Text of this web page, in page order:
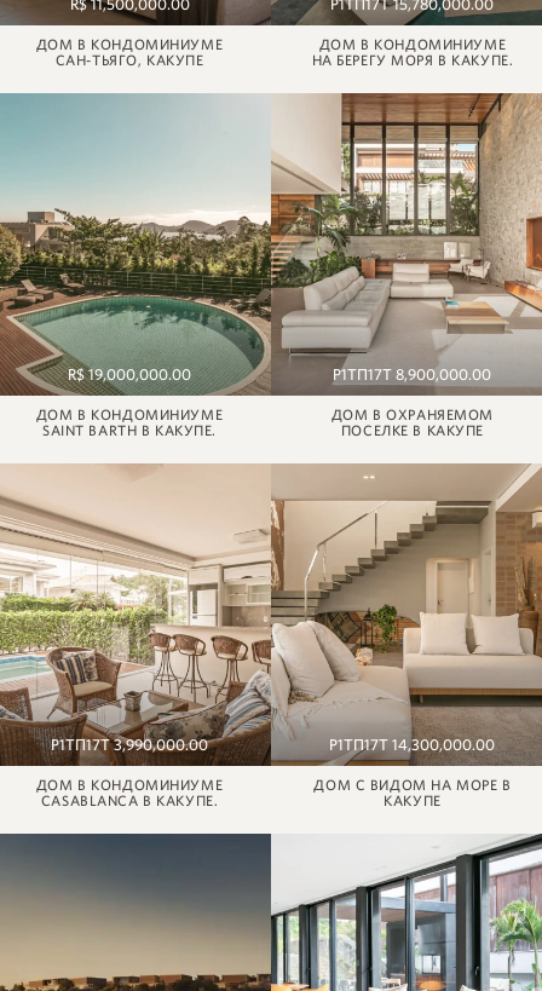
R$ 11,500,000.00
ДОМ В КОНДОМИНИУМЕ
САН-ТЬЯГО, КАКУПЕ
Р1ТП17Т 15,780,000.00
ДОМ В КОНДОМИНИУМЕ
НА БЕРЕГУ МОРЯ В КАКУПЕ.
R$ 19,000,000.00
ДОМ В КОНДОМИНИУМЕ
SAINT BARTH В КАКУПЕ.
Р1ТП17Т 8,900,000.00
ДОМ В ОХРАНЯЕМОМ
ПОСЕЛКЕ В КАКУПЕ
Р1ТП17Т 3,990,000.00
ДОМ В КОНДОМИНИУМЕ
CASABLANCA В КАКУПЕ.
Р1ТП17Т 14,300,000.00
ДОМ С ВИДОМ НА МОРЕ В
КАКУПЕ